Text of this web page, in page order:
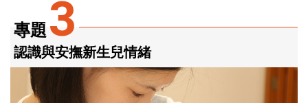
專題3
認識與安撫新生兒情緒